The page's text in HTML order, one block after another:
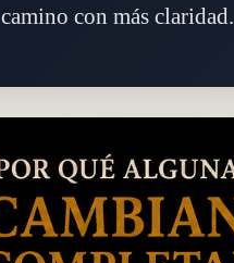
camino con más claridad.